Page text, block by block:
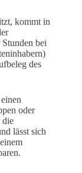
kommt in
bei
des
oder
die
lässt sich